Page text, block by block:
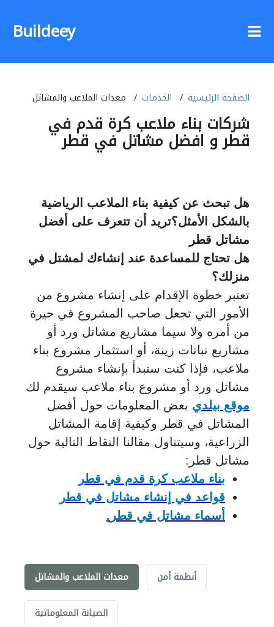
Buildeey
الصفحة الرئيسية الخدمات معدات الملاعب والمشاتل
شركات بناء ملاعب كرة قدم في
قطر و افضل مشاتل في قطر
هل تبحث عن كيفية بناء الملاعب الرياضية
بالشكل الأمثل؟تريد أن تتعرف على أفضل
مشاتل قطر
هل تحتاج للمساعدة عند إنشاءك لمشتل في
منزلك؟
تعتبر خطوة الإقدام على إنشاء مشروع من
الأمور التي تجعل صاحب المشروع في حيرة
من أمره ولا سيما مشاريع مشاتل ورد أو
مشاريع نباتات زينة، أو استثمار مشروع بناء
ملاعب، فإذا كنت ستبدأ بإنشاء مشروع
مشاتل ورد أو مشروع بناء ملاعب سيقدم لك
موقع بيلدي بعض المعلومات حول أفضل
المشاتل في قطر وكيفية إقامة المشاتل
الزراعية، وسيتناول مقالنا النقاط التالية حول
مشاتل قطر:
بناء ملاعب كرة قدم في قطر
قواعد في إنشاء مشاتل في قطر
أسماء مشاتل في قطر .
معدات الملاعب والمشاتل أنظمة أمن
الصيانة المعلوماتية